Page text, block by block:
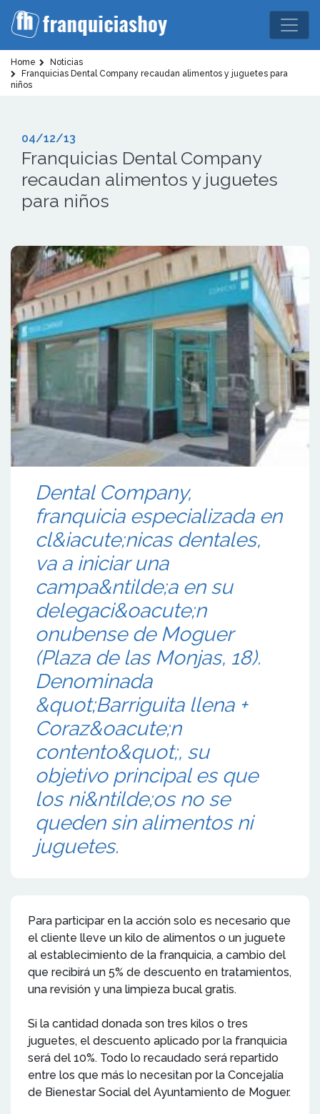
Home
Noticias
Franquicias Dental Company recaudan alimentos y juguetes para
niños
04/12/13
Franquicias Dental Company
recaudan alimentos y juguetes
para niños
Dental Company,
franquicia especializada en
cl&iacute;nicas dentales,
va a iniciar una
campa&ntilde;a en su
delegaci&oacute;n
onubense de Moguer
(Plaza de las Monjas, 18).
Denominada
&quot;Barriguita llena +
Coraz&oacute;n
contento&quot;, su
objetivo principal es que
los ni&ntilde;os no se
queden sin alimentos ni
juguetes.
Para participar en la acción solo es necesario que
el cliente lleve un kilo de alimentos o un juguete
al establecimiento de la franquicia, a cambio del
que recibirá un 5% de descuento en tratamientos,
una revisión y una limpieza bucal gratis.
Si la cantidad donada son tres kilos o tres
juguetes, el descuento aplicado por la franquicia
será del 10%. Todo lo recaudado será repartido
entre los que más lo necesitan por la Concejalía
de Bienestar Social del Ayuntamiento de Moguer.